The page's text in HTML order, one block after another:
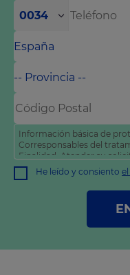
0034
Información básica de
Corresponsables del
Finalidad: Atender su
comercial
Derechos: Puede
como otros derechos tal
He leído y consiento